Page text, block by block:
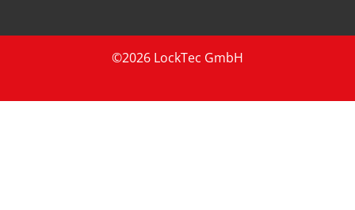
©2026 LockTec GmbH